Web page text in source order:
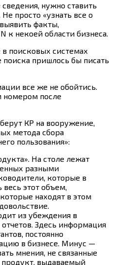
нужно ставить
просто «узнать все о
факты,
к некоей области бизнеса.
поисковых системах
поиска пришлось бы писать
все же не обойтись.
номером после
КР на вооружение,
метода сбора
пользования»:
На столе лежат
разными
которые в
весь этот объем,
находят в этом
из убеждения в
Здесь информация
постоянно
в бизнесе. Минус —
мнения, не связанные
выдаваемый